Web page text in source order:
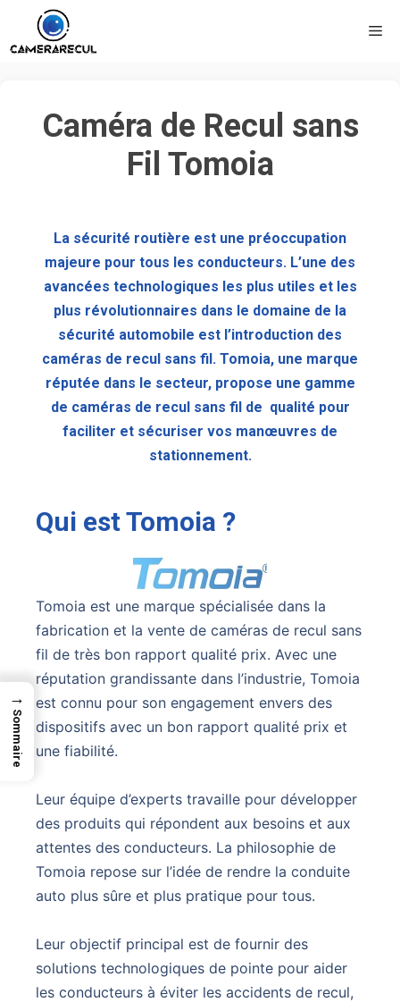
Caméra de Recul sans
Fil Tomoia
La sécurité routière est une préoccupation
majeure pour tous les conducteurs. L’une des
avancées technologiques les plus utiles et les
plus révolutionnaires dans le domaine de la
sécurité automobile est l’introduction des
caméras de recul sans fil. Tomoia, une marque
réputée dans le secteur, propose une gamme
de caméras de recul sans fil de qualité pour
faciliter et sécuriser vos manœuvres de
stationnement.
Qui est Tomoia ?
Tomoia est une marque spécialisée dans la
fabrication et la vente de caméras de recul sans
fil de très bon rapport qualité prix. Avec une
réputation grandissante dans l’industrie, Tomoia
est connu pour son engagement envers des
dispositifs avec un bon rapport qualité prix et
une fiabilité.
Leur équipe d’experts travaille pour développer
des produits qui répondent aux besoins et aux
attentes des conducteurs. La philosophie de
Tomoia repose sur l’idée de rendre la conduite
auto plus sûre et plus pratique pour tous.
Leur objectif principal est de fournir des
solutions technologiques de pointe pour aider
les conducteurs à éviter les accidents de recul,
→
Sommaire